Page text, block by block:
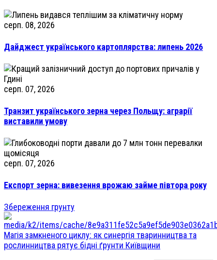
серп. 08, 2026
Дайджест українського картоплярства: липень 2026
серп. 07, 2026
Транзит українського зерна через Польщу: аграрії
виставили умову
серп. 07, 2026
Експорт зерна: вивезення врожаю займе півтора року
Збереження грунту
Магія замкненого циклу: як синергія тваринництва та
рослинництва рятує бідні ґрунти Київщини